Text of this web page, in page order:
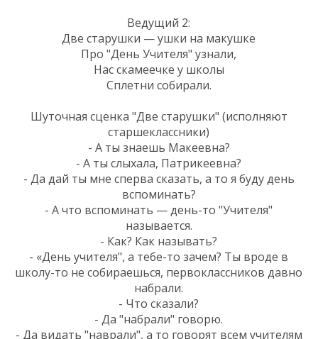
Ведущий 2:
Две старушки — ушки на макушке
Про "День Учителя" узнали,
Нас скамеечке у школы
Сплетни собирали.
Шуточная сценка "Две старушки" (исполняют
старшеклассники)
- А ты знаешь Макеевна?
- А ты слыхала, Патрикеевна?
- Да дай ты мне сперва сказать, а то я буду день
вспоминать?
- А что вспоминать — день-то "Учителя"
называется.
- Как? Как называть?
- «День учителя", а тебе-то зачем? Ты вроде в
школу-то не собираешься, первоклассников давно
набрали.
- Что сказали?
- Да "набрали" говорю.
- Да видать "наврали", а то говорят всем учителям